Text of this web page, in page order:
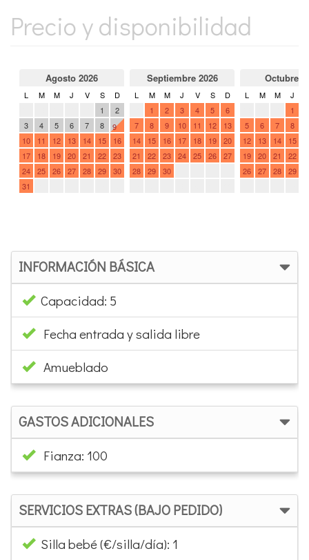
Precio y disponibilidad
INFORMACIÓN BÁSICA
Capacidad: 5
Fecha entrada y salida libre
Amueblado
GASTOS ADICIONALES
Fianza: 100
SERVICIOS EXTRAS (BAJO PEDIDO)
Silla bebé (€/silla/día): 1